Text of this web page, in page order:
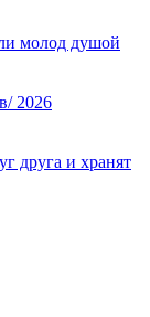
молод душой
2026
друга и хранят